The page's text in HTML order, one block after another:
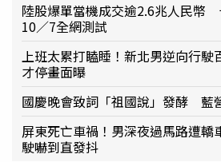
陸股爆單當機成交逾2.6兆人民幣
10／7全網測試
上班太累打瞌睡！新北男逆向行
才停畫面曝
國慶晚會致詞「祖國說」發酵 藍
屏東死亡車禍！男深夜過馬路遭
駛嚇到直發抖